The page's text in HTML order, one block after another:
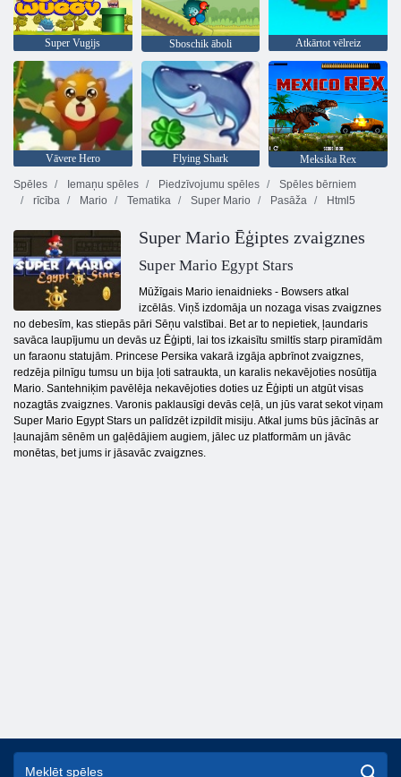
Super Vugijs Sboschik āboli Atkārtot vēlreiz
Vāvere Hero Flying Shark
Meksika Rex
Spēles
Iemaņu spēles Piedzīvojumu spēles
Spēles bērniem
rīcība
Mario Tematika Super Mario Pasāža Html5
Super Mario Ēģiptes zvaigznes
Super Mario Egypt Stars
Mūžīgais Mario ienaidnieks - Bowsers atkal
izcēlās. Viņš izdomāja un nozaga visas zvaigznes
no debesīm, kas stiepās pāri Sēņu valstībai. Bet ar to nepietiek, ļaundaris
savāca laupījumu un devās uz Ēģipti, lai tos izkaisītu smiltīs starp piramīdām
un faraonu statujām. Princese Persika vakarā izgāja apbrīnot zvaigznes,
redzēja pilnīgu tumsu un bija ļoti satraukta, un karalis nekavējoties nosūtīja
Mario. Santehniķim pavēlēja nekavējoties doties uz Ēģipti un atgūt visas
nozagtās zvaigznes. Varonis paklausīgi devās ceļā, un jūs varat sekot viņam
Super Mario Egypt Stars un palīdzēt izpildīt misiju. Atkal jums būs jācīnās ar
ļaunajām sēnēm un gaļēdājiem augiem, jālec uz platformām un jāvāc
monētas, bet jums ir jāsavāc zvaigznes.